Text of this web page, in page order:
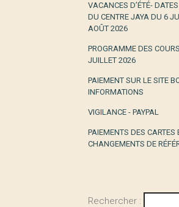
VACANCES D’ÉTÉ-
DU CENTRE JAYA DU 6
AOÛT 2026
PROGRAMME DES
JUILLET 2026
PAIEMENT SUR LE SITE
INFORMATIONS
VIGILANCE - PAYPAL
PAIEMENTS DES CARTES
CHANGEMENTS DE
Rechercher :